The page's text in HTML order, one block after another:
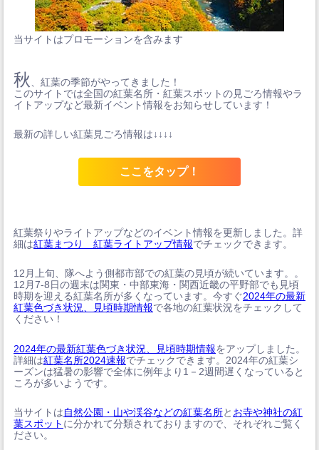
当サイトはプロモーションを含みます
秋
、紅葉の季節がやってきました！
このサイトでは全国の紅葉名所・紅葉スポットの見ごろ情報やラ
イトアップなど最新イベント情報をお知らせしています！
最新の詳しい紅葉見ごろ情報は↓↓↓↓
ここをタップ！
紅葉祭りやライトアップなどのイベント情報を更新しました。詳
細は紅葉まつり 紅葉ライトアップ情報でチェックできます。
12月上旬、隊へよう側都市部での紅葉の見頃が続いています。。
12月7-8日の週末は関東・中部東海・関西近畿の平野部でも見頃
時期を迎える紅葉名所が多くなっています。今すぐ2024年の最新
紅葉色づき状況、見頃時期情報で各地の紅葉状況をチェックして
ください！
2024年の最新紅葉色づき状況、見頃時期情報をアップしました。
詳細は紅葉名所2024速報でチェックできます。2024年の紅葉シ
ーズンは猛暑の影響で全体に例年より1－2週間遅くなっていると
ころが多いようです。
当サイトは自然公園・山や渓谷などの紅葉名所と お寺や神社の紅
葉スポット に分かれて分類されておりますので、それぞれご覧く
ださい。